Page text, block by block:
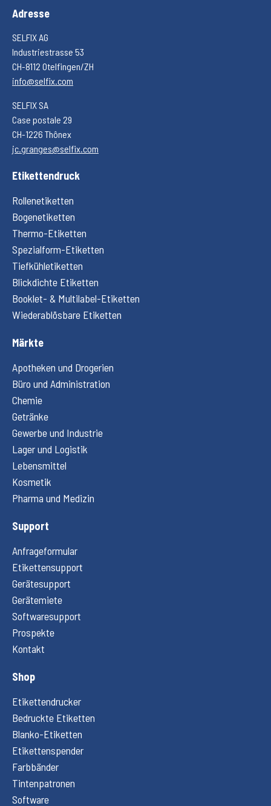
Adresse
SELFIX AG
Industriestrasse 53
CH-8112 Otelfingen/ZH
info@selfix.com
SELFIX SA
Case postale 29
CH-1226 Thônex
jc.granges@selfix.com
Etikettendruck
Rollenetiketten
Bogenetiketten
Thermo-Etiketten
Spezialform-Etiketten
Tiefkühletiketten
Blickdichte Etiketten
Booklet- & Multilabel-Etiketten
Wiederablösbare Etiketten
Märkte
Apotheken und Drogerien
Büro und Administration
Chemie
Getränke
Gewerbe und Industrie
Lager und Logistik
Lebensmittel
Kosmetik
Pharma und Medizin
Support
Anfrageformular
Etikettensupport
Gerätesupport
Gerätemiete
Softwaresupport
Prospekte
Kontakt
Shop
Etikettendrucker
Bedruckte Etiketten
Blanko-Etiketten
Etikettenspender
Farbbänder
Tintenpatronen
Software